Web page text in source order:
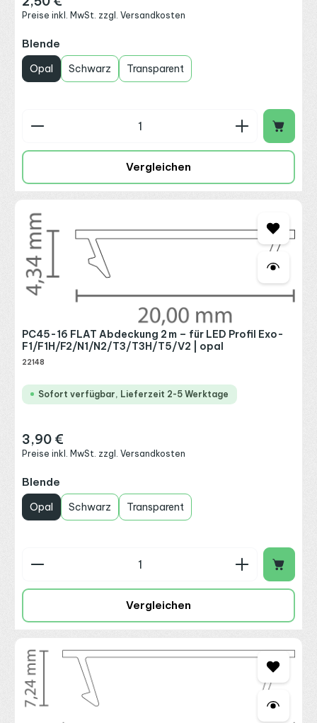
Preise inkl. MwSt. zzgl. Versandkosten
Blende
Opal Schwarz Transparent
Produkt Anzahl: Gib den gewünschten Wert
Vergleichen
PC45-16 FLAT Abdeckung 2 m – für LED Profil Exo-
F1/F1H/F2/N1/N2/T3/T3H/T5/V2 | opal
22148
Sofort verfügbar, Lieferzeit 2-5 Werktage
Regulärer Preis:
3,90 €
Preise inkl. MwSt. zzgl. Versandkosten
Blende
Opal Schwarz Transparent
Produkt Anzahl: Gib den gewünschten Wert
Vergleichen